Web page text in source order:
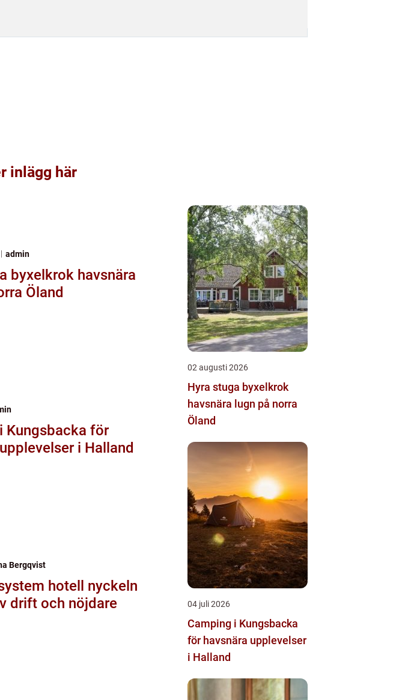
inlägg här
admin
havsnära
Öland
Kungsbacka för
i Halland
Bergqvist
hotell nyckeln
drift och nöjdare
02 augusti 2026
Hyra stuga byxelkrok
havsnära lugn på norra
Öland
04 juli 2026
Camping i Kungsbacka
för havsnära upplevelser
i Halland